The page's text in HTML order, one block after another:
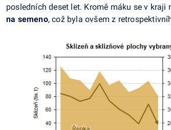
posledních deset let. Kromě máku se v
na semeno, což byla ovšem z